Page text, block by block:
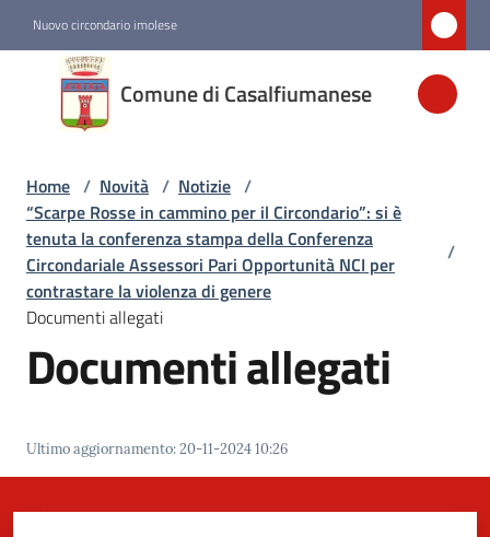
Nuovo circondario imolese
Comune di Casalfiumanese
Comune di
Casalfiumanese
Amministrazione
Novità
Menu selezionato
Servizi
Home / Novità / Notizie /
“Scarpe Rosse in cammino per il Circondario”: si è
tenuta la conferenza stampa della Conferenza
Circondariale Assessori Pari Opportunità NCI per
contrastare la violenza di genere
/
Documenti allegati
Documenti allegati
Ultimo aggiornamento:20-11-2024 10:26